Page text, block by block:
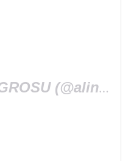
Публикация от GROSU (@alina_grosu)